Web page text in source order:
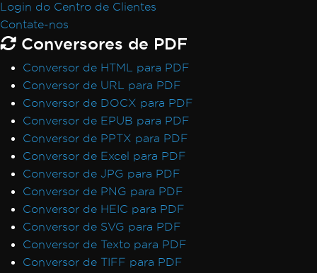
Login do Centro de Clientes
Contate-nos
Conversores de PDF
Conversor de HTML para PDF
Conversor de URL para PDF
Conversor de DOCX para PDF
Conversor de EPUB para PDF
Conversor de PPTX para PDF
Conversor de Excel para PDF
Conversor de JPG para PDF
Conversor de PNG para PDF
Conversor de HEIC para PDF
Conversor de SVG para PDF
Conversor de Texto para PDF
Conversor de TIFF para PDF